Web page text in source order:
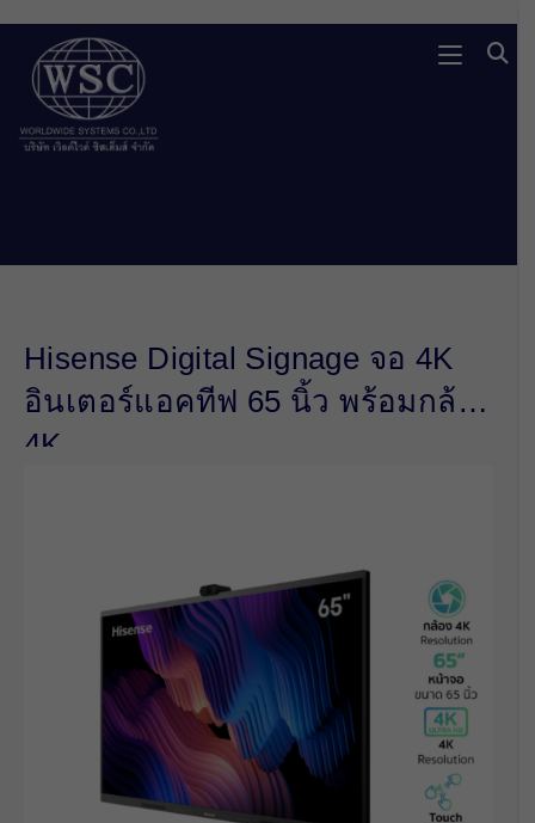
content
Hisense Digital Signage จอ 4K
อินเตอร์แอคทีฟ 65 นิ้ว พร้อมกล้อง
4K